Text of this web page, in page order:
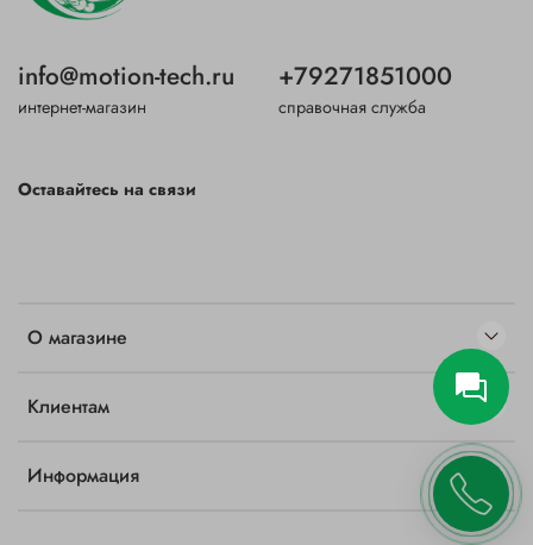
О магазине
Клиентам
Информация
info@motion-tech.ru
интернет-магазин
+79271851000
справочная служба
Оставайтесь на связи